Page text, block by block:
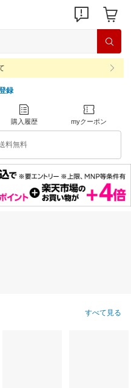
録
購入履歴 myクーポン
料無料
すべて見る